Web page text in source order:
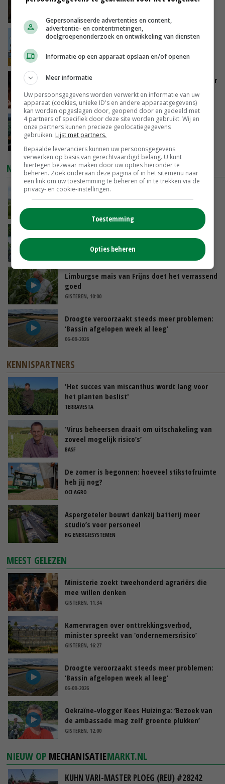
zorgen voor meer balans’
Internationale vraag naar geitenzuivel blijft
VANDAAG, 15:33
Vlaamse varkensstapel krimpt, pluimveesector
groeit door schaalvergroting
VANDAAG, 15:20
‘Cijfer jezelf niet weg en doe vooral ook waar
je gelukkig van wordt’
NIEUWSTE VIDEO'S
POAH!: John Deere 7730
Oekraïne-vlogger Kees Huizinga: ‘Bezoek van
GISTEREN, 12:00
Limburgse mais van Frijns doet het verrassend
goed
GISTEREN, 10:00
Droogte veroorzaakt steeds meer problemen:
‘Bassin afgelopen week al leeg’
06-08-2026
KENNISPARTNERS
'Het succes van miscanthus wordt lang voor
het planten beslist'
TERRAVESTA
‘Virus beheersen draait om uitschakeling van
zoveel mogelijk risico’s’
BASF
De zomer is begonnen: hoeveel stikstofruimte
heb jij nog?
OCI AGRO
Aspergeteler bouwt dankzij batterij meer
studio’s voor personeel
HG ENERGIESYSTEMEN
MEEST GELEZEN
Ministerie zoekt tweehonderd agrariërs die
mee willen denken
GISTEREN, 11:34
Kamervragen over onttrekkingsverbod,
minister spreekt van ‘ondernemersrisico’
GISTEREN, 16:27
Droogte veroorzaakt steeds meer problemen:
‘Bassin afgelopen week al leeg’
06-08-2026
Oekraïne-vlogger Kees Huizinga: ‘Bezoek van
de ambassade mag zelf groente plukken’
GISTEREN, 12:00
NIEUW OP MECHANISATIEMARKT.NL
KUHN VARI-MASTER PLOEG (REU) #28242
Gepersonaliseerde advertenties en content,
advertentie- en contentmetingen,
doelgroepenonderzoek en ontwikkeling van diensten
Informatie op een apparaat opslaan en/of openen
Meer informatie
Uw persoonsgegevens worden verwerkt en informatie van uw
apparaat (cookies, unieke ID's en andere apparaatgegevens)
kan worden opgeslagen door, geopend door en gedeeld met
4 partners of specifiek door deze site worden gebruikt. Wij en
onze partners kunnen precieze geolocatiegegevens
gebruiken. Lijst met partners.
Bepaalde leveranciers kunnen uw persoonsgegevens
verwerken op basis van gerechtvaardigd belang. U kunt
hiertegen bezwaar maken door uw opties hieronder te
beheren. Zoek onderaan deze pagina of in het sitemenu naar
een link om uw toestemming te beheren of in te trekken via de
privacy- en cookie-instellingen.
Toestemming
Opties beheren